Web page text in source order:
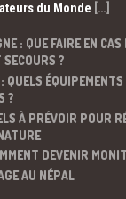
du Monde […]
: QUE FAIRE EN CAS
?
QUELS ÉQUIPEMENTS
?
À PRÉVOIR POUR
DEVENIR
AU NÉPAL